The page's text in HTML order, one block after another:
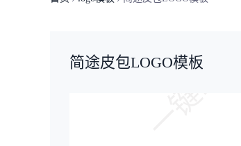
简途皮包LOGO模板
一键logo设计